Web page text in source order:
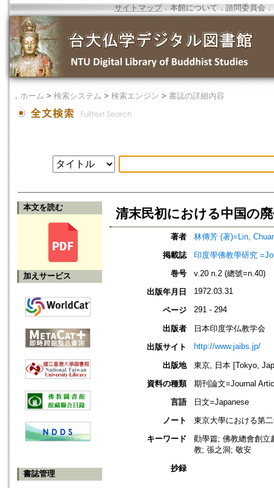
サイトマップ．本館について ． 諮問委員会 ．
． ホーム > 検索システム > 検索エンジン > 書誌の詳細内容
本文を読む
加えサービス
書誌管理
清末民初における中国の
著者
林傳芳 (著)=Lin,
掲載誌
印度學佛教學研究
巻号
v.20 n.2 (總號=n.40)
出版年月日
1972.03.31
ページ 291 - 294
出版者
日本印度学仏教学会
出版サイト
http://www.jaibs.jp/
出版地
東京, 日本 [Tokyo,
資料の種類
期刊論文=Journal
言語
日文=Japanese
ノート
東京大學における第
キーワード
勸學篇; 佛教總會創立
教; 張之洞; 敬安
抄録